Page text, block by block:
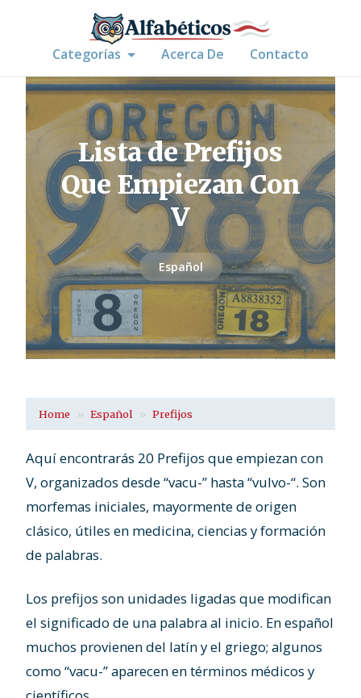
Categorías Acerca De Contacto
Lista de Prefijos
Que Empiezan Con
V
Español
Home Español Prefijos
Aquí encontrarás 20 Prefijos que empiezan con
V, organizados desde “vacu-” hasta “vulvo-“. Son
morfemas iniciales, mayormente de origen
clásico, útiles en medicina, ciencias y formación
de palabras.
Los prefijos son unidades ligadas que modifican
el significado de una palabra al inicio. En español
muchos provienen del latín y el griego; algunos
como “vacu-” aparecen en términos médicos y